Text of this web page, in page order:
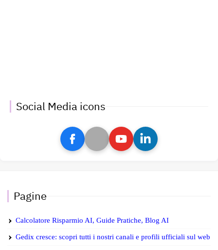
Social Media icons
Pagine
Calcolatore Risparmio AI, Guide Pratiche, Blog AI
Gedix cresce: scopri tutti i nostri canali e profili ufficiali sul web